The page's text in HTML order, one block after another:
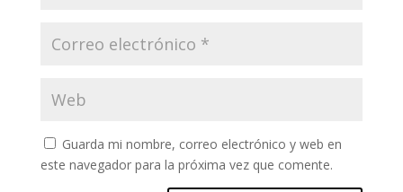
Guarda mi nombre, correo electrónico y web en
este navegador para la próxima vez que comente.